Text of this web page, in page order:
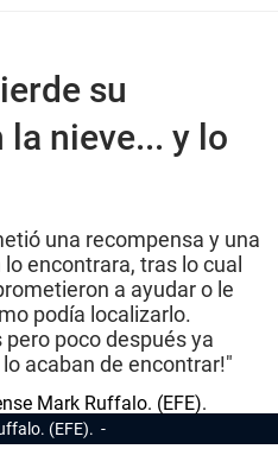
su
nieve... y lo
una recompensa y una
encontrara, tras lo cual
a ayudar o le
podía localizarlo.
poco después ya
lo acaban de encontrar!"
(EFE).